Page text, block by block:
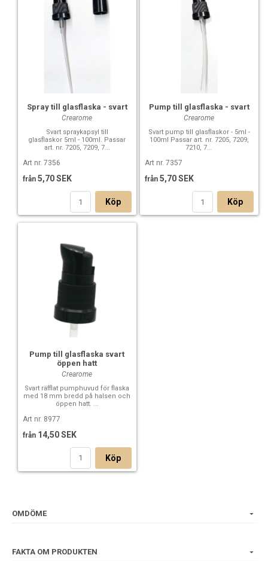
Spray till glasflaska - svart
Crearome
Svart spraykapsyl till
glasflaskor 5ml - 100ml. Passar
art. nr. 7205, 7209, 7...
Art nr. 7356
från 5,70 SEK
Köp
Pump till glasflaska - svart
Crearome
Svart pump till glasflaskor - 5ml -
100ml Passar art. nr. 7205, 7209,
7210, 7...
Art nr. 7357
från 5,70 SEK
Köp
Pump till glasflaska svart
öppen hatt
Crearome
Svart räfflat pumphuvud för flaska
med 18 mm bredd på halsen och
öppen hatt. ...
Art nr. 8977
från 14,50 SEK
Köp
OMDÖME
FAKTA OM PRODUKTEN